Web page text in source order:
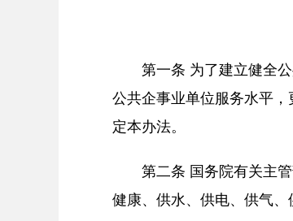
第一条 为了建立健全
公共企事业单位服务水平
定本办法。
第二条 国务院有关主
健康、供水、供电、供气、